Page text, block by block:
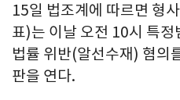
15일 법조계에 따르면 형
표)는 이날 오전 10시 특
법률 위반(알선수재) 혐의
판을 연다.